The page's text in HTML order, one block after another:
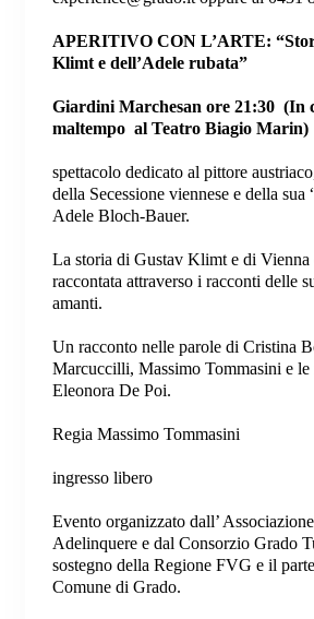
APERITIVO CON L’ARTE:
Klimt e dell’Adele rubata”
Giardini Marchesan ore 21:30 (In
maltempo al Teatro Biagio Marin)
spettacolo dedicato al pittore
della Secessione viennese e della sua
Adele Bloch-Bauer.
La storia di Gustav Klimt e di Vienna
raccontata attraverso i racconti delle
amanti.
Un racconto nelle parole di Cristina
Marcuccilli, Massimo Tommasini e
Eleonora De Poi.
Regia Massimo Tommasini
ingresso libero
Evento organizzato dall’
Adelinquere e dal Consorzio Grado
sostegno della Regione FVG e il
Comune di Grado.